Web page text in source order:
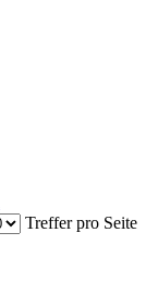
Treffer pro Seite